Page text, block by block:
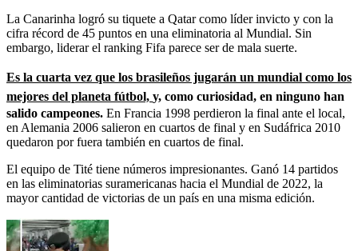
La Canarinha logró su tiquete a Qatar como líder invicto y con la
cifra récord de 45 puntos en una eliminatoria al Mundial. Sin
embargo, liderar el ranking Fifa parece ser de mala suerte.
Es la cuarta vez que los brasileños jugarán un mundial como los
mejores del planeta fútbol, y, como curiosidad, en ninguno han
salido campeones. En Francia 1998 perdieron la final ante el local,
en Alemania 2006 salieron en cuartos de final y en Sudáfrica 2010
quedaron por fuera también en cuartos de final.
El equipo de Tité tiene números impresionantes. Ganó 14 partidos
en las eliminatorias suramericanas hacia el Mundial de 2022, la
mayor cantidad de victorias de un país en una misma edición.